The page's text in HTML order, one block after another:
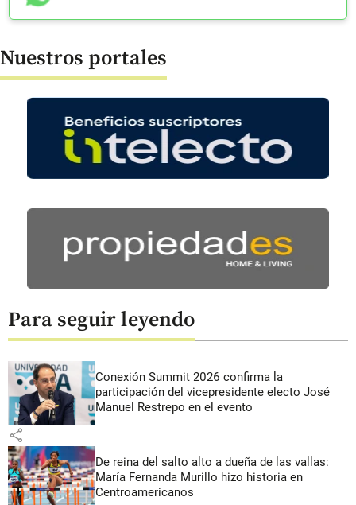
Nuestros portales
Para seguir leyendo
Conexión Summit 2026 confirma la
participación del vicepresidente electo José
Manuel Restrepo en el evento
share
De reina del salto alto a dueña de las vallas:
María Fernanda Murillo hizo historia en
Centroamericanos